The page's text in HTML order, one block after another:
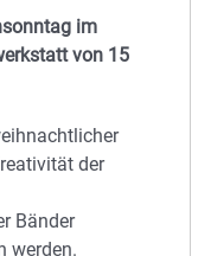
im
von 15
der
Bänder
werden.